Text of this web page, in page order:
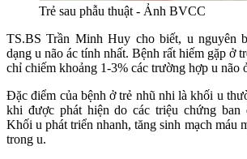
Trẻ sau phẫu thuật - Ảnh BVCC
TS.BS Trần Minh Huy cho biết, u nguyên
dạng u não ác tính nhất. Bệnh rất hiếm gặp ở
chỉ chiếm khoảng 1-3% các trường hợp u não
Đặc điểm của bệnh ở trẻ nhũ nhi là khối u
khi được phát hiện do các triệu chứng ban
Khối u phát triển nhanh, tăng sinh mạch máu
trong u.